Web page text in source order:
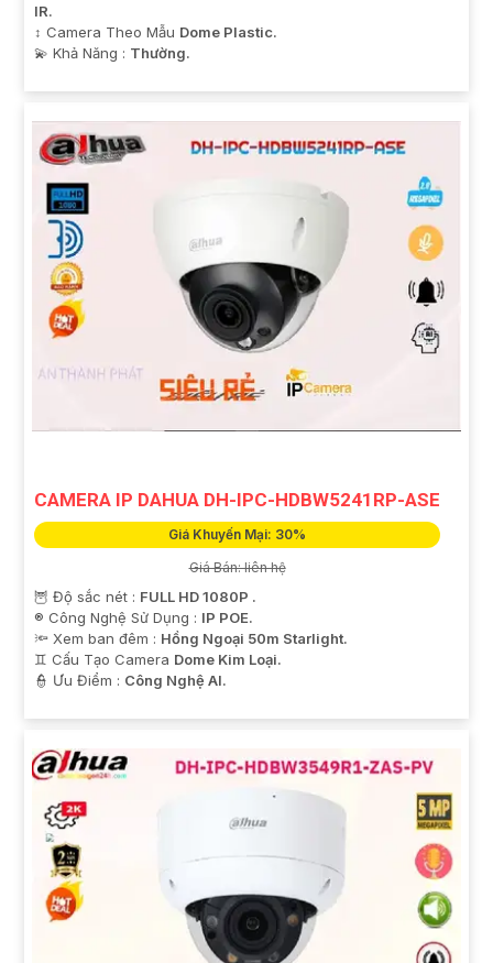
IR.
↕️ Camera Theo Mẫu Dome Plastic.
️💫 Khả Năng : Thường.
CAMERA IP DAHUA DH-IPC-HDBW5241RP-ASE
Giá Khuyến Mại: 30%
Giá Bán: liên hệ
🦉 Độ sắc nét : FULL HD 1080P .
®️ Công Nghệ Sử Dụng : IP POE.
🔦 Xem ban đêm : Hồng Ngoại 50m Starlight.
♊ Cấu Tạo Camera Dome Kim Loại.
️👮 Ưu Điểm : Công Nghệ AI.